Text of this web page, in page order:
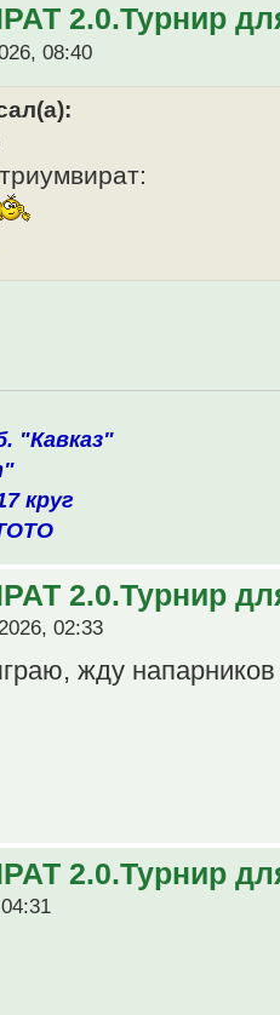
2.0.Турнир
08:40
"Кавказ"
круг
2.0.Турнир
02:33
жду напарников
2.0.Турнир